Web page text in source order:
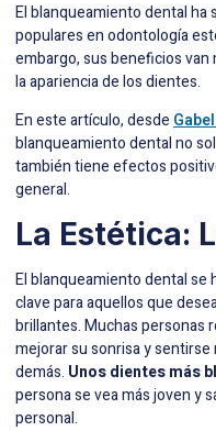
El blanqueamiento dental ha
populares en odontología
embargo, sus beneficios van
la apariencia de los dientes.
En este artículo, desde
blanqueamiento dental no
también tiene efectos
general.
La Estética:
El blanqueamiento dental se
clave para aquellos que
brillantes. Muchas personas
mejorar su sonrisa y
demás. Unos dientes más
persona se vea más joven y
personal.